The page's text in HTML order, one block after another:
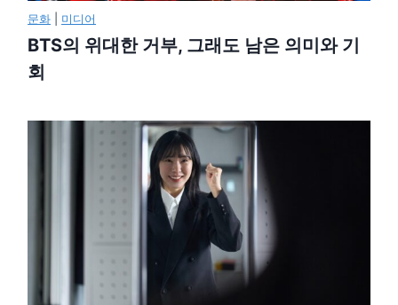
문화 미디어
BTS의 위대한 거부, 그래도 남은 의미와 기
회